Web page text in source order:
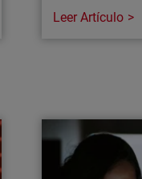
Los directivos
y Michelle
Leer Artículo